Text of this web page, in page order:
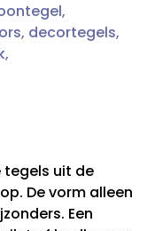
decortegels,
tegels uit de
De vorm alleen
Een